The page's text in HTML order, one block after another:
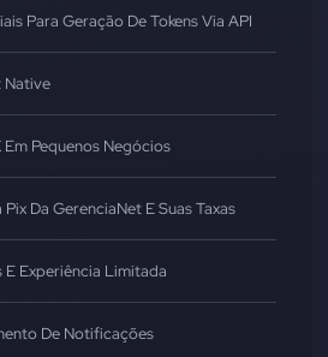
Para Geração De Tokens Via API
Native
Pequenos Negócios
Pix Da GerenciaNet E Suas Taxas
Experiência Limitada
De Notificações